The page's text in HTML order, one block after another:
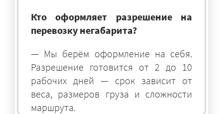
Кто оформляет разрешение на
перевозку негабарита?
— Мы берём оформление на себя.
Разрешение готовится от 2 до 10
рабочих дней — срок зависит от
веса, размеров груза и сложности
маршрута.